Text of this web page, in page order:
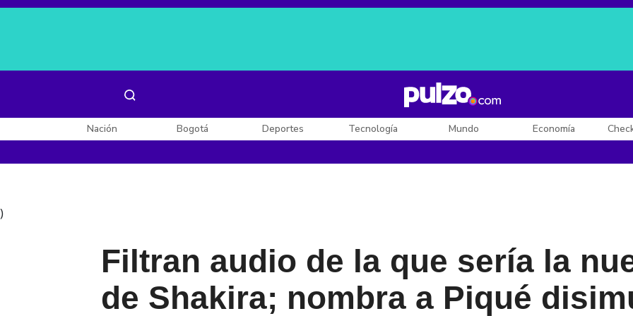
Posesión de De la Espriella
Nación Bogotá Deportes Tecnología Mundo Economía
)
Filtran audio de la que sería la
de Shakira; nombra a Piqué